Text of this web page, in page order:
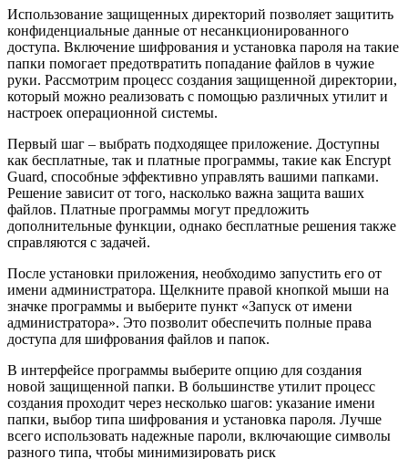
Использование защищенных директорий позволяет защитить
конфиденциальные данные от несанкционированного
доступа. Включение шифрования и установка пароля на такие
папки помогает предотвратить попадание файлов в чужие
руки. Рассмотрим процесс создания защищенной директории,
который можно реализовать с помощью различных утилит и
настроек операционной системы.
Первый шаг – выбрать подходящее приложение. Доступны
как бесплатные, так и платные программы, такие как Encrypt
Guard, способные эффективно управлять вашими папками.
Решение зависит от того, насколько важна защита ваших
файлов. Платные программы могут предложить
дополнительные функции, однако бесплатные решения также
справляются с задачей.
После установки приложения, необходимо запустить его от
имени администратора. Щелкните правой кнопкой мыши на
значке программы и выберите пункт «Запуск от имени
администратора». Это позволит обеспечить полные права
доступа для шифрования файлов и папок.
В интерфейсе программы выберите опцию для создания
новой защищенной папки. В большинстве утилит процесс
создания проходит через несколько шагов: указание имени
папки, выбор типа шифрования и установка пароля. Лучше
всего использовать надежные пароли, включающие символы
разного типа, чтобы минимизировать риск